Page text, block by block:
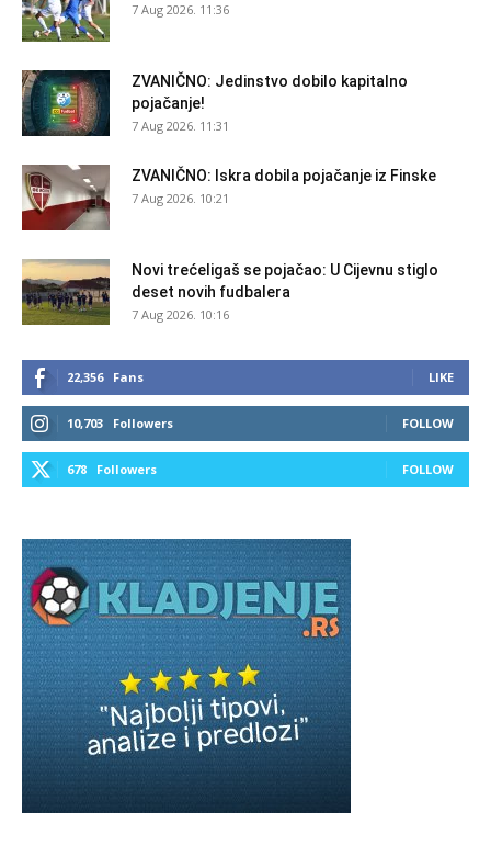
7 Aug 2026. 11:36
ZVANIČNO: Jedinstvo dobilo kapitalno
pojačanje!
7 Aug 2026. 11:31
ZVANIČNO: Iskra dobila pojačanje iz Finske
7 Aug 2026. 10:21
Novi trećeligaš se pojačao: U Cijevnu stiglo
deset novih fudbalera
7 Aug 2026. 10:16
22,356 Fans LIKE
10,703 Followers FOLLOW
678 Followers FOLLOW